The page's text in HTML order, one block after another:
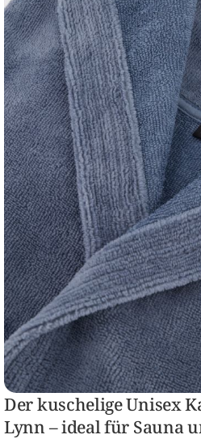
Der kuschelige Unisex
Lynn – ideal für Sauna